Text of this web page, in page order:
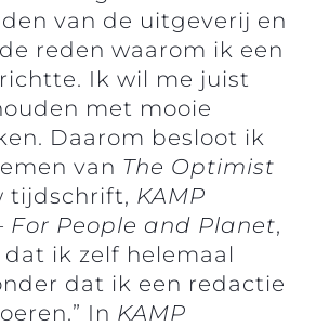
van de uitgeverij en
reden waarom ik een
Ik wil me juist
met mooie
Daarom besloot ik
van The Optimist
tijdschrift, KAMP
For People and Planet,
ik zelf helemaal
dat ik een redactie
In KAMP